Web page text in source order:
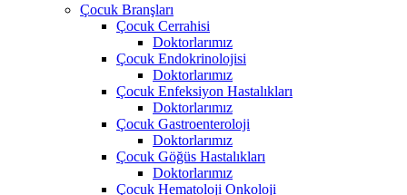
Çocuk Branşları
Çocuk Cerrahisi
Doktorlarımız
Çocuk Endokrinolojisi
Doktorlarımız
Çocuk Enfeksiyon Hastalıkları
Doktorlarımız
Çocuk Gastroenteroloji
Doktorlarımız
Çocuk Göğüs Hastalıkları
Doktorlarımız
Çocuk Hematoloji Onkoloji